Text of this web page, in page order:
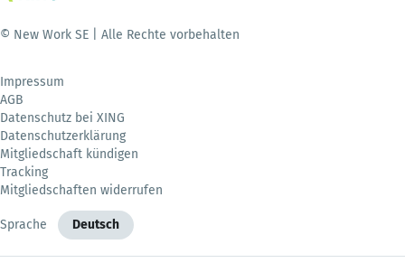
© New Work SE | Alle Rechte vorbehalten
Impressum
AGB
Datenschutz bei XING
Datenschutzerklärung
Mitgliedschaft kündigen
Tracking
Mitgliedschaften widerrufen
Sprache Deutsch